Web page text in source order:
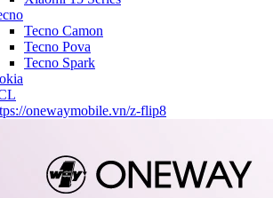
Tecno Camon
Tecno Pova
Tecno Spark
onewaymobile.vn/z-flip8